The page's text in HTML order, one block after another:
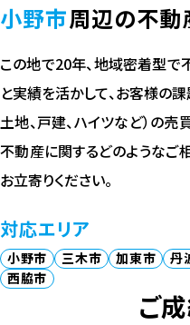
小野市周辺の不動
この地で20年、地域密着型
と実績を活かして、お客様の
土地、戸建、ハイツなど）の
不動産に関するどのようなご
お立寄りください。
対応エリア
小野市 三木市 加東市 丹
西脇市
ご